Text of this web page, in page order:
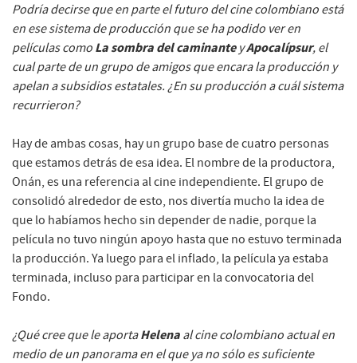
Podría decirse que en parte el futuro del cine colombiano está
en ese sistema de producción que se ha podido ver en
películas como La sombra del caminante yApocalípsur, el
cual parte de un grupo de amigos que encara la producción y
apelan a subsidios estatales. ¿En su producción a cuál sistema
recurrieron?
Hay de ambas cosas, hay un grupo base de cuatro personas
que estamos detrás de esa idea. El nombre de la productora,
Onán, es una referencia al cine independiente. El grupo de
consolidó alrededor de esto, nos divertía mucho la idea de
que lo habíamos hecho sin depender de nadie, porque la
película no tuvo ningún apoyo hasta que no estuvo terminada
la producción. Ya luego para el inflado, la película ya estaba
terminada, incluso para participar en la convocatoria del
Fondo.
¿Qué cree que le aportaHelena al cine colombiano actual en
medio de un panorama en el que ya no sólo es suficiente